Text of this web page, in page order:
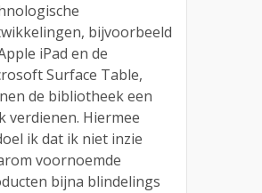
bijvoorbeeld
iPad en de
Surface Table,
de bibliotheek een
verdienen. Hiermee
ik dat ik niet inzie
voornoemde
bijna blindelings